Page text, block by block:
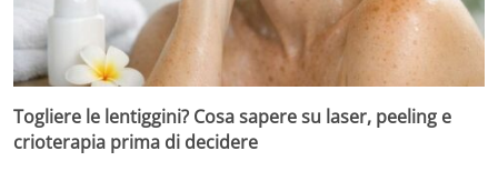
Togliere le lentiggini? Cosa sapere su laser, peeling e
crioterapia prima di decidere